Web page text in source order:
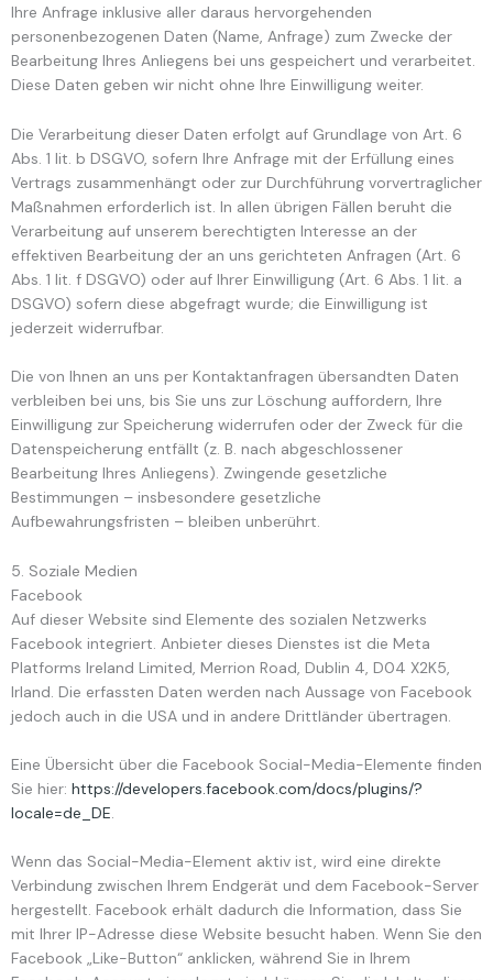
Ihre Anfrage inklusive aller daraus hervorgehenden
personenbezogenen Daten (Name, Anfrage) zum Zwecke der
Bearbeitung Ihres Anliegens bei uns gespeichert und verarbeitet.
Diese Daten geben wir nicht ohne Ihre Einwilligung weiter.
Die Verarbeitung dieser Daten erfolgt auf Grundlage von Art. 6
Abs. 1 lit. b DSGVO, sofern Ihre Anfrage mit der Erfüllung eines
Vertrags zusammenhängt oder zur Durchführung vorvertraglicher
Maßnahmen erforderlich ist. In allen übrigen Fällen beruht die
Verarbeitung auf unserem berechtigten Interesse an der
effektiven Bearbeitung der an uns gerichteten Anfragen (Art. 6
Abs. 1 lit. f DSGVO) oder auf Ihrer Einwilligung (Art. 6 Abs. 1 lit. a
DSGVO) sofern diese abgefragt wurde; die Einwilligung ist
jederzeit widerrufbar.
Die von Ihnen an uns per Kontaktanfragen übersandten Daten
verbleiben bei uns, bis Sie uns zur Löschung auffordern, Ihre
Einwilligung zur Speicherung widerrufen oder der Zweck für die
Datenspeicherung entfällt (z. B. nach abgeschlossener
Bearbeitung Ihres Anliegens). Zwingende gesetzliche
Bestimmungen – insbesondere gesetzliche
Aufbewahrungsfristen – bleiben unberührt.
5. Soziale Medien
Facebook
Auf dieser Website sind Elemente des sozialen Netzwerks
Facebook integriert. Anbieter dieses Dienstes ist die Meta
Platforms Ireland Limited, Merrion Road, Dublin 4, D04 X2K5,
Irland. Die erfassten Daten werden nach Aussage von Facebook
jedoch auch in die USA und in andere Drittländer übertragen.
Eine Übersicht über die Facebook Social-Media-Elemente finden
Sie hier: https://developers.facebook.com/docs/plugins/?
locale=de_DE.
Wenn das Social-Media-Element aktiv ist, wird eine direkte
Verbindung zwischen Ihrem Endgerät und dem Facebook-Server
hergestellt. Facebook erhält dadurch die Information, dass Sie
mit Ihrer IP-Adresse diese Website besucht haben. Wenn Sie den
Facebook „Like-Button“ anklicken, während Sie in Ihrem